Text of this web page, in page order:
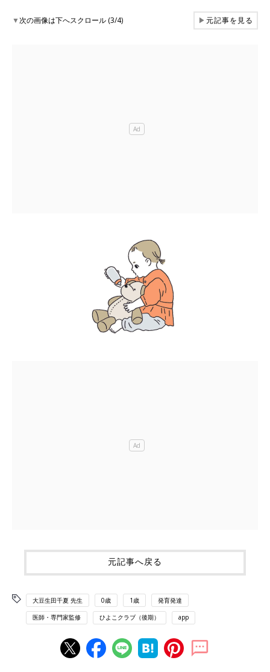
▼次の画像は下へスクロール (3/4) ▶元記事を見る
元記事へ戻る
大豆生田千夏 先生 0歳 1歳 発育発達
医師・専門家監修 ひよこクラブ（後期） app